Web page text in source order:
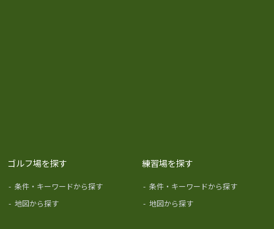
ゴルフ場を探す
- 条件・キーワードから探す
- 地図から探す
練習場を探す
- 条件・キーワードから探す
- 地図から探す